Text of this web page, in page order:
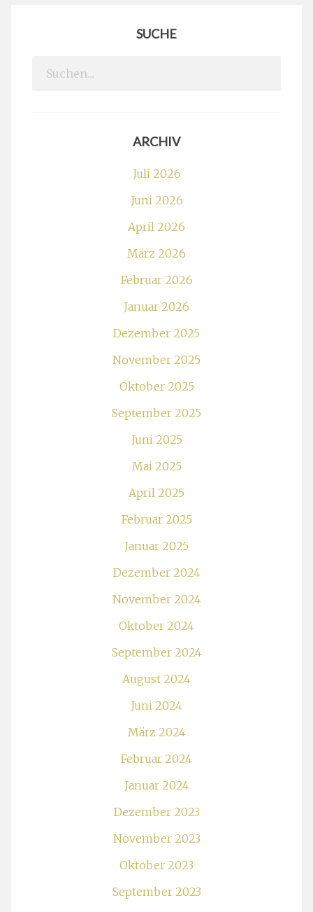
SUCHE
Search
ARCHIV
Juli 2026
Juni 2026
April 2026
März 2026
Februar 2026
Januar 2026
Dezember 2025
November 2025
Oktober 2025
September 2025
Juni 2025
Mai 2025
April 2025
Februar 2025
Januar 2025
Dezember 2024
November 2024
Oktober 2024
September 2024
August 2024
Juni 2024
März 2024
Februar 2024
Januar 2024
Dezember 2023
November 2023
Oktober 2023
September 2023